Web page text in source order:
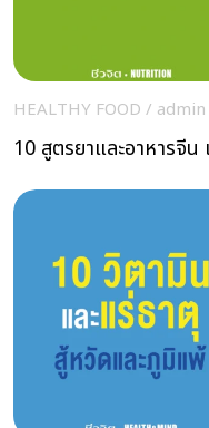
HEALTHY FOOD / admin
10 สูตรยาและอาหารจีน